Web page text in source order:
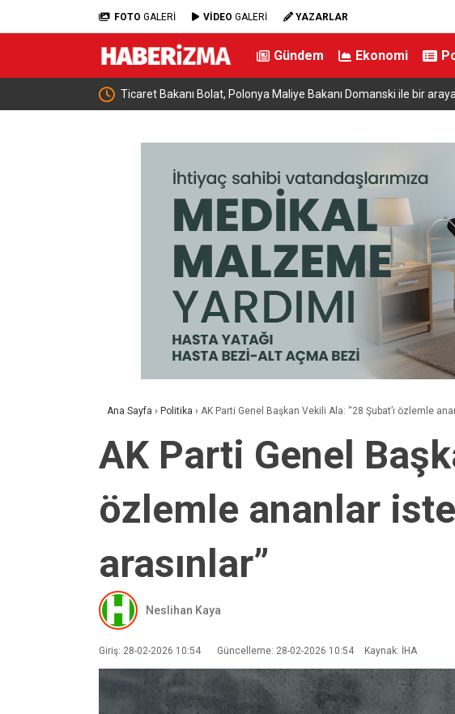
FOTO GALERİ VİDEO GALERİ YAZARLAR
Gündem Ekonomi
Ticaret Bakanı Bolat, Polonya Maliye Bakanı Domanski ile bir araya
Ana Sayfa › Politika › AK Parti Genel Başkan Vekili Ala: “28 Şubat’ı özlemle
AK Parti Genel
özlemle ananlar
arasınlar”
Neslihan Kaya
Giriş: 28-02-2026 10:54 Güncelleme: 28-02-2026 10:54 Kaynak: İHA